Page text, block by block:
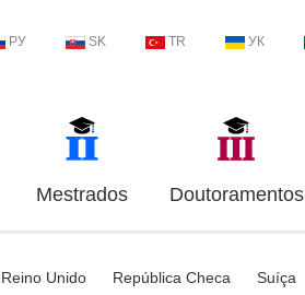
РУ SK TR УК
Mestrados Doutoramentos
Reino Unido República Checa Suíça